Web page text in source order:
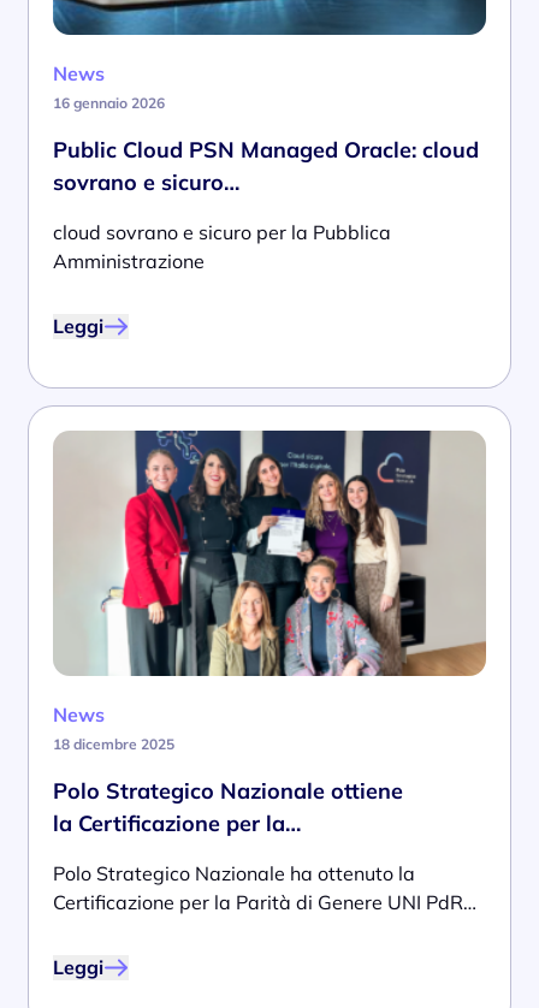
News
16 gennaio 2026
Public Cloud PSN Managed Oracle: cloud
sovrano e sicuro…
cloud sovrano e sicuro per la Pubblica
Amministrazione
Leggi
News
18 dicembre 2025
Polo Strategico Nazionale ottiene
la Certificazione per la…
Polo Strategico Nazionale ha ottenuto la
Certificazione per la Parità di Genere UNI PdR…
Leggi